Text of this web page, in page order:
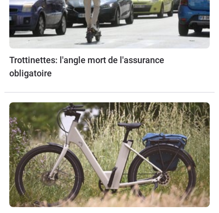
Trottinettes: l'angle mort de l'assurance
obligatoire